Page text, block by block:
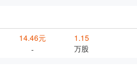
14.46元
-
1.15
万股